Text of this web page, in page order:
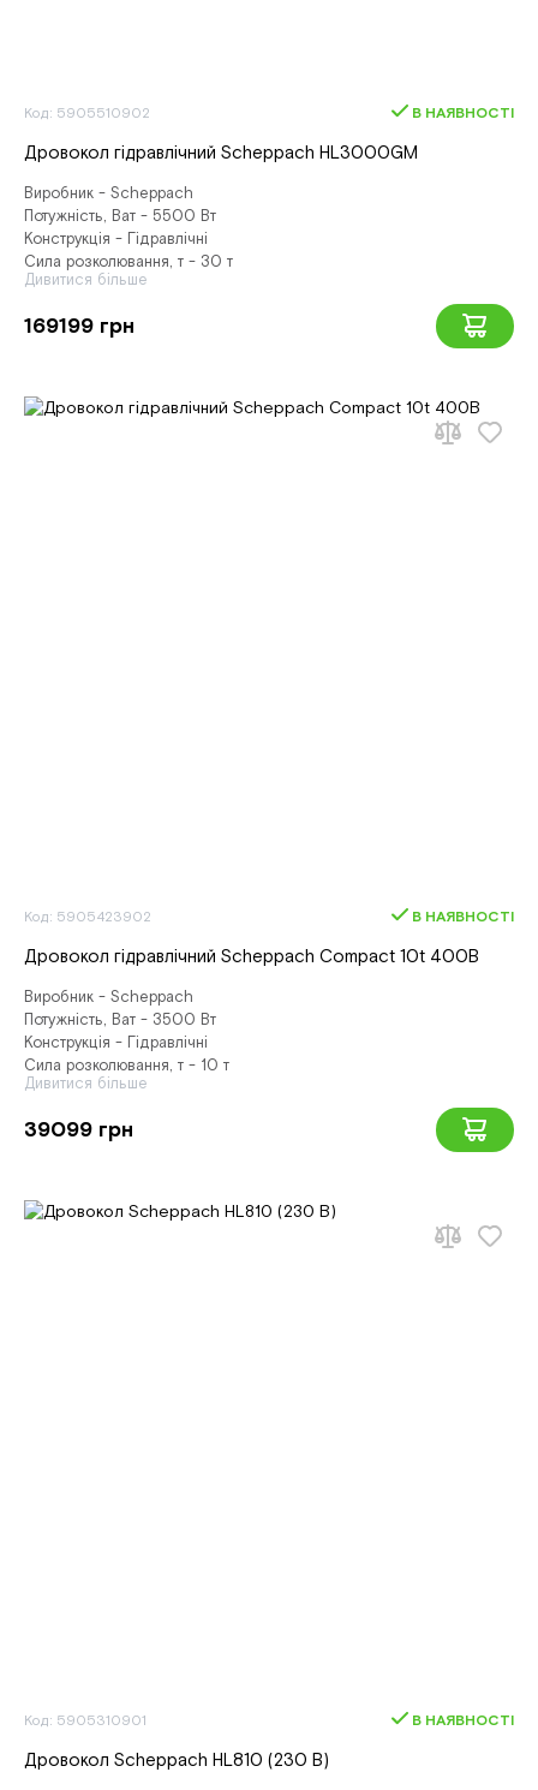
Код: 5905510902 В НАЯВНОСТІ
Дровокол гідравлічний Scheppach HL3000GM
Виробник - Scheppach
Потужність, Ват - 5500 Вт
Конструкція - Гідравлічні
Сила розколювання, т - 30 т
Дивитися більше
169199 грн
Код: 5905423902 В НАЯВНОСТІ
Дровокол гідравлічний Scheppach Compact 10t 400В
Виробник - Scheppach
Потужність, Ват - 3500 Вт
Конструкція - Гідравлічні
Сила розколювання, т - 10 т
Дивитися більше
39099 грн
Код: 5905310901 В НАЯВНОСТІ
Дровокол Scheppach HL810 (230 В)